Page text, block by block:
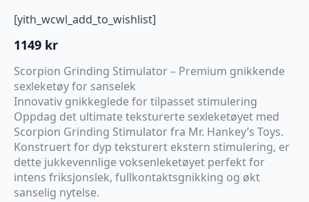
[yith_wcwl_add_to_wishlist]
1149 kr
Scorpion Grinding Stimulator – Premium gnikkende
sexleketøy for sanselek
Innovativ gnikkeglede for tilpasset stimulering
Oppdag det ultimate teksturerte sexleketøyet med
Scorpion Grinding Stimulator fra Mr. Hankey’s Toys.
Konstruert for dyp teksturert ekstern stimulering, er
dette jukkevennlige voksenleketøyet perfekt for
intens friksjonslek, fullkontaktsgnikking og økt
sanselig nytelse.